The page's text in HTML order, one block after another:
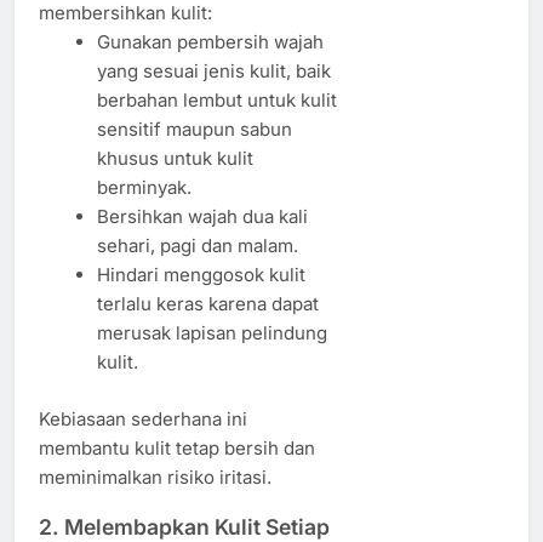
membersihkan kulit:
Gunakan pembersih wajah
yang sesuai jenis kulit, baik
berbahan lembut untuk kulit
sensitif maupun sabun
khusus untuk kulit
berminyak.
Bersihkan wajah dua kali
sehari, pagi dan malam.
Hindari menggosok kulit
terlalu keras karena dapat
merusak lapisan pelindung
kulit.
Kebiasaan sederhana ini
membantu kulit tetap bersih dan
meminimalkan risiko iritasi.
2. Melembapkan Kulit Setiap